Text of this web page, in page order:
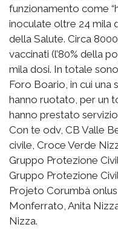
funzionamento come
inoculate oltre 24 mila
della Salute. Circa
vaccinati (l’80% della
mila dosi. In totale
Foro Boario, in cui una
hanno ruotato, per un
hanno prestato
Con te odv, CB Valle
civile, Croce Verde
Gruppo Protezione
Gruppo Protezione
Projeto Corumbà
Monferrato, Anita
Nizza.